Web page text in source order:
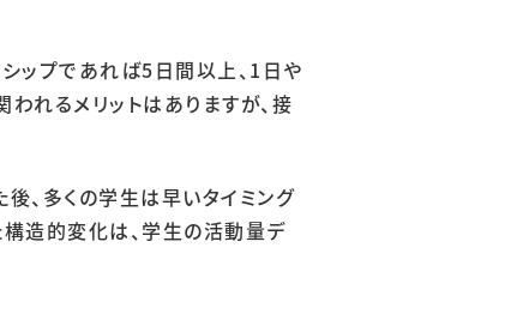
ップであれば5日間以上、1日や
れるメリットはありますが、接
、多くの学生は早いタイミング
構造的変化は、学生の活動量デ